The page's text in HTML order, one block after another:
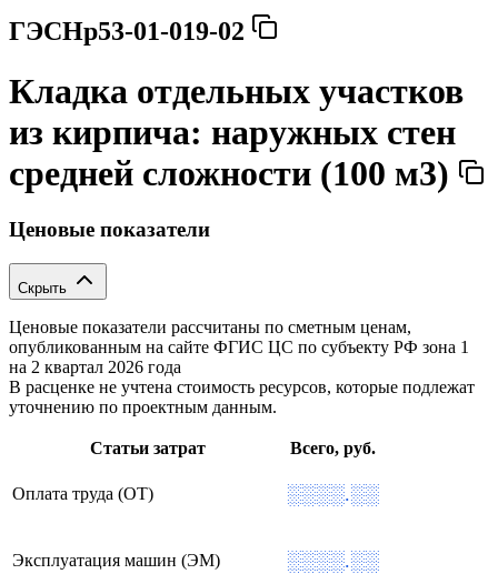
ГЭСНр53-01-019-02
Кладка отдельных участков
из кирпича: наружных стен
средней сложности (100 м3)
Ценовые показатели
Скрыть
Ценовые показатели рассчитаны по сметным ценам,
опубликованным на сайте ФГИС ЦС по субъекту РФ зона 1
на 2 квартал 2026 года
В расценке не учтена стоимость ресурсов, которые подлежат
уточнению по проектным данным.
Статьи затрат Всего, руб.
Оплата труда (ОТ) ░░░░.░░
Эксплуатация машин (ЭМ) ░░░░.░░